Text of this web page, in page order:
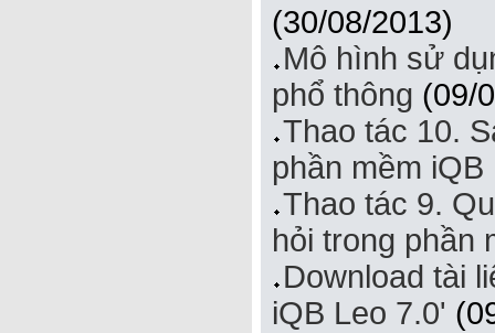
(30/08/2013)
Mô hình sử
phổ thông (09/
Thao tác 10.
phần mềm iQB
Thao tác 9.
hỏi trong phần
Download tài
iQB Leo 7.0'